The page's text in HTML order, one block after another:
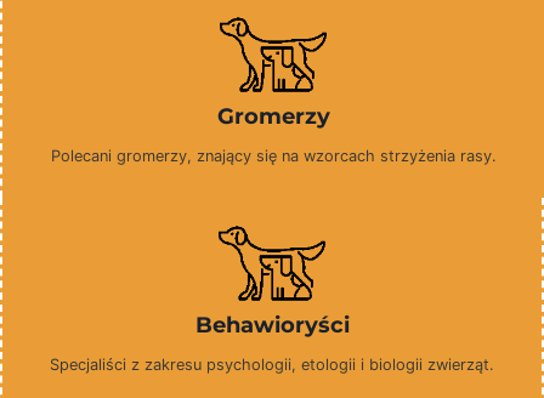
Gromerzy
Polecani gromerzy, znający się na wzorcach strzyżenia rasy.
Behawioryści
Specjaliści z zakresu psychologii, etologii i biologii zwierząt.